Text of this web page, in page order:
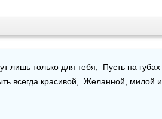
лишь только для тебя,  Пусть на губах
всегда красивой,  Желанной, милой и